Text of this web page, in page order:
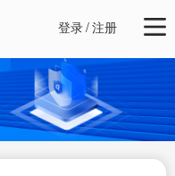
登录/注册